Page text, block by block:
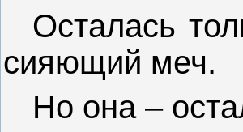
Осталась
сияющий меч.
Но она –